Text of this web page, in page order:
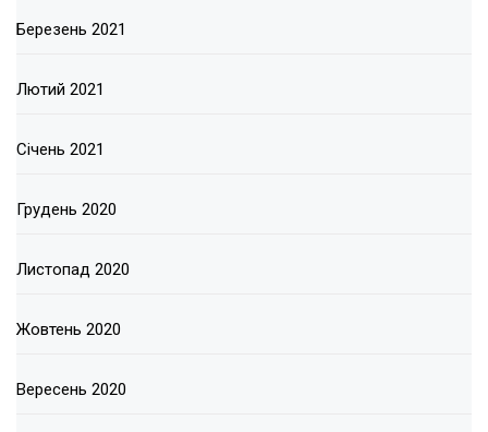
Березень 2021
Лютий 2021
Січень 2021
Грудень 2020
Листопад 2020
Жовтень 2020
Вересень 2020